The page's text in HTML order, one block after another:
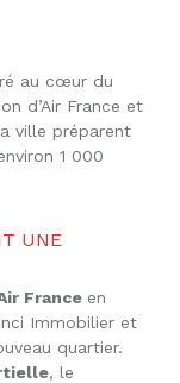
au cœur du
d’Air France et
ville préparent
1 000
UNE
France en
Immobilier et
quartier.
, le